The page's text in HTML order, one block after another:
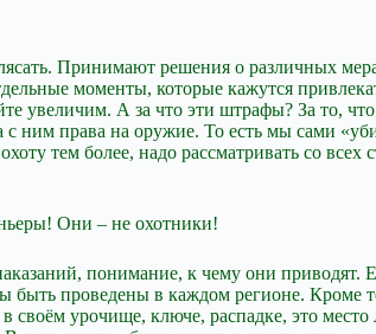
Принимают решения о различных
моменты, которые кажутся
увеличим. А за что эти штрафы? За то,
ним права на оружие. То есть мы сами
тем более, надо рассматривать со всех
Они – не охотники!
понимание, к чему они приводят.
быть проведены в каждом регионе. Кроме
своём урочище, ключе, распадке, это